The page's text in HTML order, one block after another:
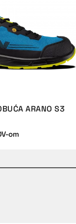
ARANO S3
om